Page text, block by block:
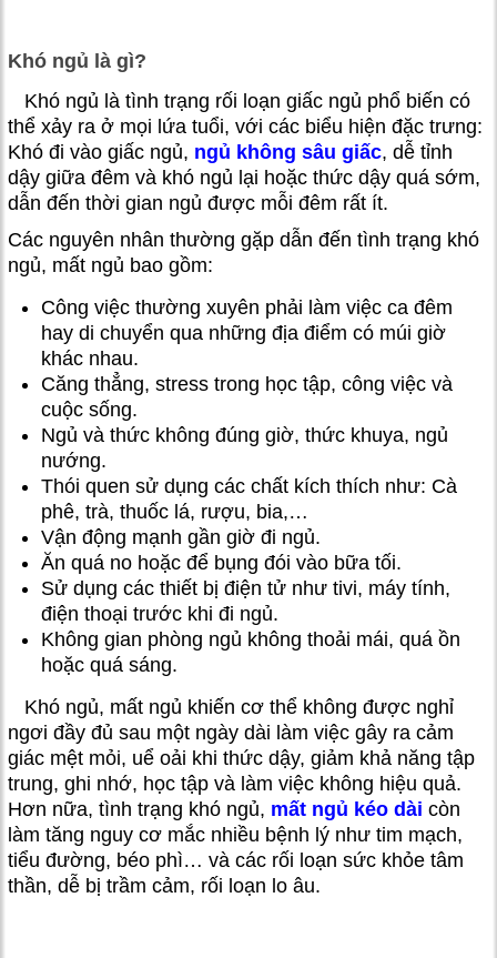
Khó ngủ là gì?
Khó ngủ là tình trạng rối loạn giấc ngủ phổ biến có
thể xảy ra ở mọi lứa tuổi, với các biểu hiện đặc trưng:
Khó đi vào giấc ngủ, ngủ không sâu giấc, dễ tỉnh
dậy giữa đêm và khó ngủ lại hoặc thức dậy quá sớm,
dẫn đến thời gian ngủ được mỗi đêm rất ít.
Các nguyên nhân thường gặp dẫn đến tình trạng khó
ngủ, mất ngủ bao gồm:
Công việc thường xuyên phải làm việc ca đêm
hay di chuyển qua những địa điểm có múi giờ
khác nhau.
Căng thẳng, stress trong học tập, công việc và
cuộc sống.
Ngủ và thức không đúng giờ, thức khuya, ngủ
nướng.
Thói quen sử dụng các chất kích thích như: Cà
phê, trà, thuốc lá, rượu, bia,…
Vận động mạnh gần giờ đi ngủ.
Ăn quá no hoặc để bụng đói vào bữa tối.
Sử dụng các thiết bị điện tử như tivi, máy tính,
điện thoại trước khi đi ngủ.
Không gian phòng ngủ không thoải mái, quá ồn
hoặc quá sáng.
Khó ngủ, mất ngủ khiến cơ thể không được nghỉ
ngơi đầy đủ sau một ngày dài làm việc gây ra cảm
giác mệt mỏi, uể oải khi thức dậy, giảm khả năng tập
trung, ghi nhớ, học tập và làm việc không hiệu quả.
Hơn nữa, tình trạng khó ngủ, mất ngủ kéo dài còn
làm tăng nguy cơ mắc nhiều bệnh lý như tim mạch,
tiểu đường, béo phì… và các rối loạn sức khỏe tâm
thần, dễ bị trầm cảm, rối loạn lo âu.